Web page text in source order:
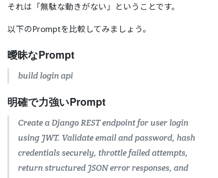
それは「無駄な動きがない」ということです。
以下のPromptを比較してみましょう。
曖昧なPrompt
build login api
明確で力強いPrompt
Create a Django REST endpoint for user login
using JWT. Validate email and password, hash
credentials securely, throttle failed attempts,
return structured JSON error responses, and